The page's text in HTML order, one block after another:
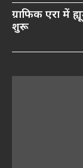
ग्राफिक एरा में
शुरू